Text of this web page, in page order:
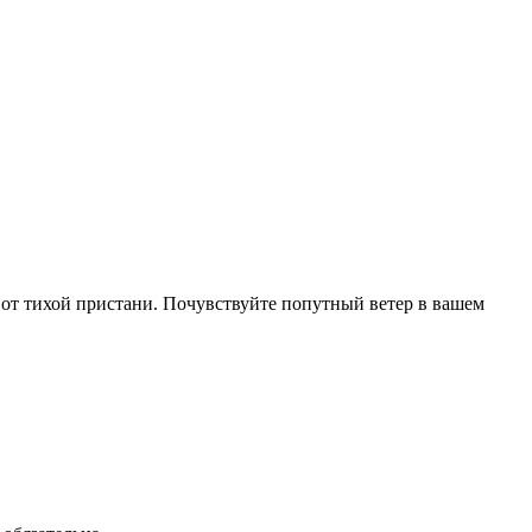
тихой пристани. Почувствуйте попутный ветер в вашем